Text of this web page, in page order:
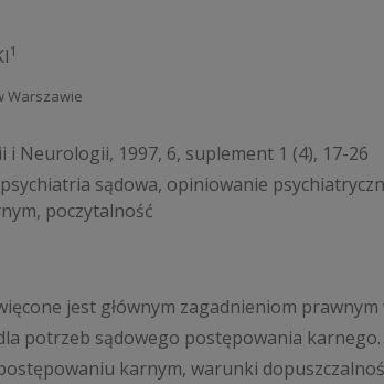
1
Warszawie
i Neurologii, 1997, 6, suplement 1 (4), 17-26
psychiatria sądowa, opiniowanie
poczytalność
jest głównym zagadnieniom
potrzeb sądowego postępowania
karnym, warunki